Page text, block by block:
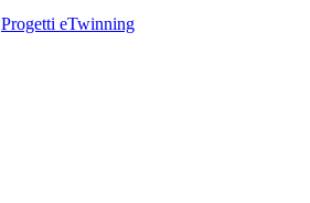
Progetti eTwinning